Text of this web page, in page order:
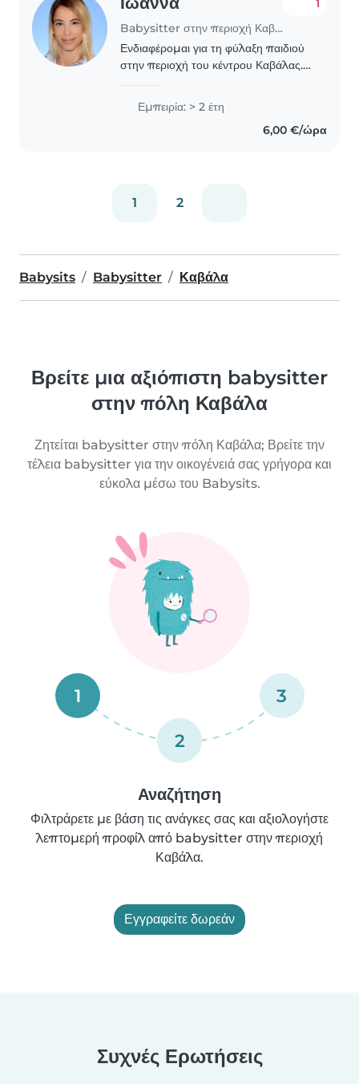
Babysitter στην περιοχή Καβάλα
1
Ενδιαφέρομαι για τη φύλαξη παιδιού
στην περιοχή του κέντρου Καβάλας.
από 2 ετών και άνω. Η αμοιβή
Εμπειρία: > 2 έτη
6,00 €/ώρα
1 2
Babysits Babysitter Καβάλα
Βρείτε μια αξιόπιστη babysitter
στην πόλη Καβάλα
Ζητείται babysitter στην πόλη Καβάλα; Βρείτε την
τέλεια babysitter για την οικογένειά σας γρήγορα και
εύκολα μέσω του Babysits.
1
2
3
Αναζήτηση
Φιλτράρετε με βάση τις ανάγκες σας και αξιολογήστε
λεπτομερή προφίλ από babysitter στην περιοχή
Καβάλα.
Εγγραφείτε δωρεάν
Συχνές Ερωτήσεις